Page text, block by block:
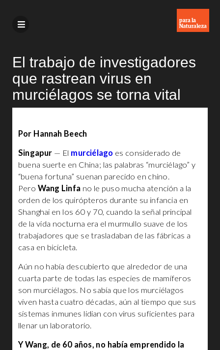
El trabajo de investigadores
que rastrean virus en
murciélagos se torna vital
Por Hannah Beech
Singapur — El murciélago es considerado de
buena suerte en China; las palabras “murciélago” y
“buena fortuna” suenan parecido en chino.
Pero Wang Linfa no le puso mucha atención a la
orden de los quirópteros durante su infancia en
Shanghai en los 60 y 70, cuando la señal principal
de la vida nocturna era el murmullo suave de los
trabajadores que se trasladaban de las fábricas a
casa en bicicleta.
Aún no había descubierto que alrededor de una
cuarta parte de todas las especies de mamíferos
son murciélagos. No sabía que los murciélagos
viven hasta cuatro décadas, aún al tiempo que sus
sistemas inmunes lidian con virus suficientes para
llenar un laboratorio.
Y Wang, de 60 años, no había emprendido la